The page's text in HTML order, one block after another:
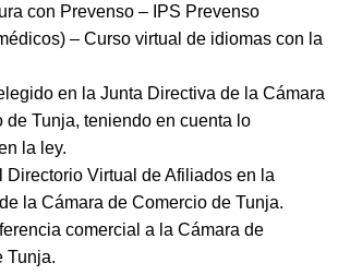
con Prevenso – IPS Prevenso
– Curso virtual de idiomas con la
en la Junta Directiva de la Cámara
de Tunja, teniendo en cuenta lo
la ley.
Directorio Virtual de Afiliados en la
la Cámara de Comercio de Tunja.
comercial a la Cámara de
Tunja.